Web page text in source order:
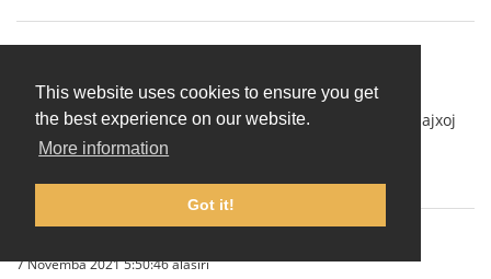
This website uses cookies to ensure you get
the best experience on our website.
More information
Got it!
Cxu iu konas tiun kiu volus kun-fari jxurnalon de aktualajxoj
en Interslava?
Cxu tiaj jxurnaloj jam ekzistas?
7 Novemba 2021 5:50:46 alasiri